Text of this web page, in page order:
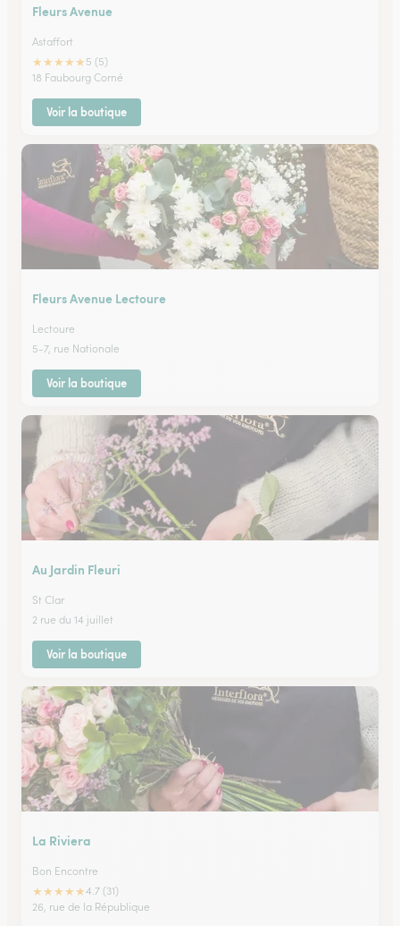
Fleurs Avenue
Astaffort
★★★★★ 5 (5)
18 Faubourg Corné
Voir la boutique
Fleurs Avenue Lectoure
Lectoure
5-7, rue Nationale
Voir la boutique
Au Jardin Fleuri
St Clar
2 rue du 14 juillet
Voir la boutique
La Riviera
Bon Encontre
★★★★★4.7 (31)
26, rue de la République